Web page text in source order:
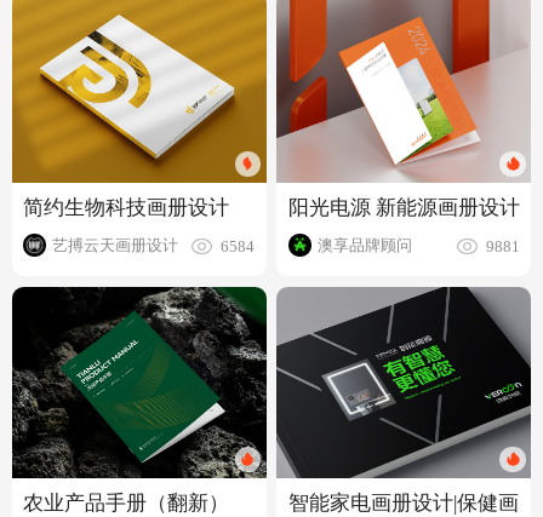
简约生物科技画册设计
艺搏云天画册设计 6584
农业产品手册（翻新）
阳光电源 新能源画册设计
澳享品牌顾问 9881
智能家电画册设计|保健画